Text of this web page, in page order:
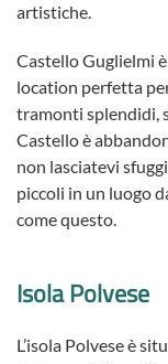
artistiche.
Castello Guglielmi è
location perfetta
tramonti splendidi,
Castello è
non lasciatevi
piccoli in un luogo
come questo.
Isola Polvese
L’isola Polvese è